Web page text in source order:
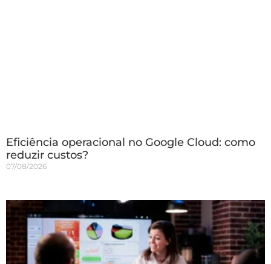
Eficiência operacional no Google Cloud: como
reduzir custos?
07/08/2026